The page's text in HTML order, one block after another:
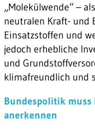
„Molekülwende“ –
neutralen Kraft- und
Einsatzstoffen und
jedoch erhebliche
und
klimafreundlich und
Bundespolitik muss
anerkennen